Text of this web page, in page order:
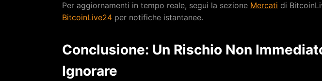
Per aggiornamenti in tempo reale, segui la sezione Mercati di
BitcoinLive24 per notifiche istantanee.
Conclusione: Un Rischio Non
Ignorare